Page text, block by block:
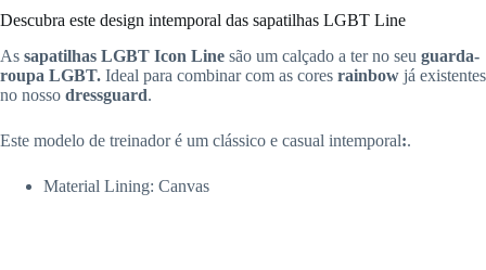
Descubra este design intemporal das sapatilhas LGBT Line
As sapatilhas LGBT Icon Line são um calçado a ter no seu guarda-
roupa LGBT. Ideal para combinar com as cores rainbow já existentes
no nosso dressguard.
Este modelo de treinador é um clássico e casual intemporal:.
Material Lining: Canvas